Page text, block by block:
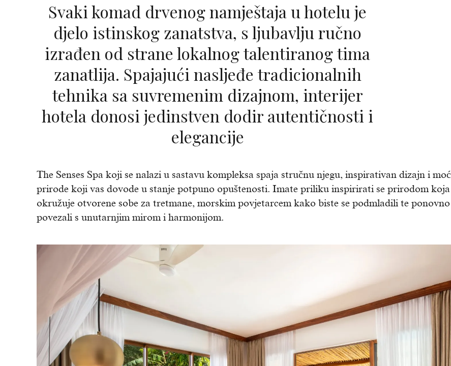
Svaki komad drvenog namještaja u hotelu je
djelo istinskog zanatstva, s ljubavlju ručno
izrađen od strane lokalnog talentiranog tima
zanatlija. Spajajući nasljeđe tradicionalnih
tehnika sa suvremenim dizajnom, interijer
hotela donosi jedinstven dodir autentičnosti i
elegancije
The Senses Spa koji se nalazi u sastavu kompleksa spaja stručnu njegu, inspirativan dizajn i moć
prirode koji vas dovode u stanje potpuno opuštenosti. Imate priliku inspirirati se prirodom koja
okružuje otvorene sobe za tretmane, morskim povjetarcem kako biste se podmladili te ponovno
povezali s unutarnjim mirom i harmonijom.